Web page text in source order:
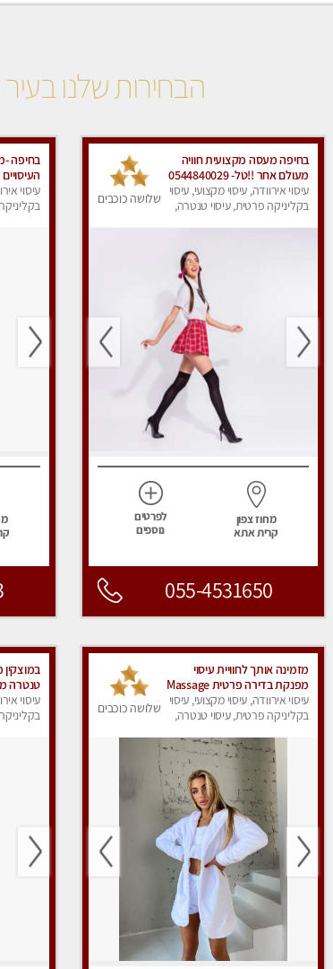
הבחירות שלנו
בחיפה מעסה מקצועית חוויה
מעולם אחר !!טל- 0544840029
עיסוי אירוודה, עיסוי מקצועי, עיסוי
בקליניקה פרטית, עיסוי טנטרה,
שלושה כוכבים
מחוז צפון
קרית אתא
לפרטים
נוספים
055-4531650
בחיפה -
בלתי
עיסוי
מזמינה אותך לחוויית עיסוי
מפנקת בדירה פרטית Massage
עיסוי אירוודה, עיסוי מקצועי, עיסוי
בקליניקה פרטית, עיסוי טנטרה,
שלושה כוכבים
במוצקין
טנטרה
עיסוי